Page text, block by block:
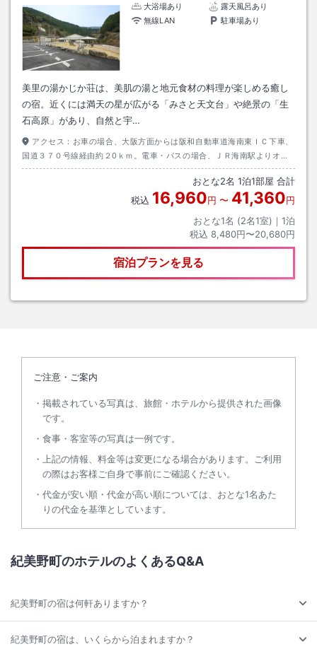
大浴場あり
露天風呂あり
無線LAN
駐車場あり
美里の湯かじか荘は、美肌の湯と地元食材の料理が楽しめる癒し
の宿。近くには満天の星が広がる「みさと天文台」や絶景の「生
石高原」があり、自然と宇…
アクセス： お車の場合、大阪方面からは阪和自動車道海南東ＩＣ下車、
国道３７０号線経由約２0ｋｍ。電車・バスの場合、ＪＲ海南駅よりオレ
ンジバスで登山口にて乗り換え、美里の湯前で下車。約６０分。
おとな2名 1泊1部屋 合計
税込 16,960円 〜 41,360円
おとな1名 (2名1室)｜ 1泊
税込 8,480円〜20,680円
宿泊プランを見る
ご注意・ご案内
掲載されている写真は、旅館・ホテルから提供された画像
です。
食事・客室等の写真は一例です。
上記の情報、料金等は変更になる場合があります。ご利用
の際はお客様ご自身で事前にご確認ください。
代金が安い順・代金が高い順については、おとな1名あた
りの代金を基準としています。
紀美野町のホテルのよくあるQ&A
紀美野町の宿は何軒ありますか？
紀美野町の宿は、いくらから泊まれますか？